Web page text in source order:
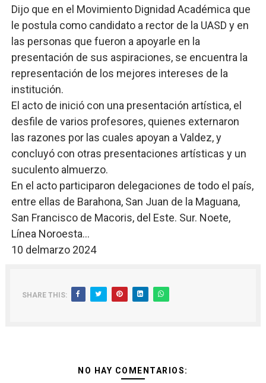
Dijo que en el Movimiento Dignidad Académica que
le postula como candidato a rector de la UASD y en
las personas que fueron a apoyarle en la
presentación de sus aspiraciones, se encuentra la
representación de los mejores intereses de la
institución.
El acto de inició con una presentación artística, el
desfile de varios profesores, quienes externaron
las razones por las cuales apoyan a Valdez, y
concluyó con otras presentaciones artísticas y un
suculento almuerzo.
En el acto participaron delegaciones de todo el país,
entre ellas de Barahona, San Juan de la Maguana,
San Francisco de Macoris, del Este. Sur. Noete,
Línea Noroesta...
10 delmarzo 2024
SHARE THIS:
NO HAY COMENTARIOS: